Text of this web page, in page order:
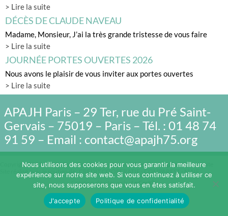
> Lire la suite
DÉCÈS DE CLAUDE NAVEAU
Madame, Monsieur, J’ai la très grande tristesse de vous faire
> Lire la suite
JOURNÉE PORTES OUVERTES 2026
Nous avons le plaisir de vous inviter aux portes ouvertes
> Lire la suite
APAJH Paris – 29 Ter, rue du Pré Saint-
Gervais – 75019 – Paris – Tél. : 01 48 74
91 59 – Email : contact@apajh75.org
Copyright 2015 APAJH Paris/Tous droits réservés /Mentions légales/ Plan du site
Site réalisé avec le soutien de : CREDIT COOPERATIF - COMPAREST - MAIF
Création de sites web - Le CerKle
Nous utilisons des cookies pour vous garantir la meilleure
expérience sur notre site web. Si vous continuez à utiliser ce
site, nous supposerons que vous en êtes satisfait.
J'accepte
Politique de confidentialité